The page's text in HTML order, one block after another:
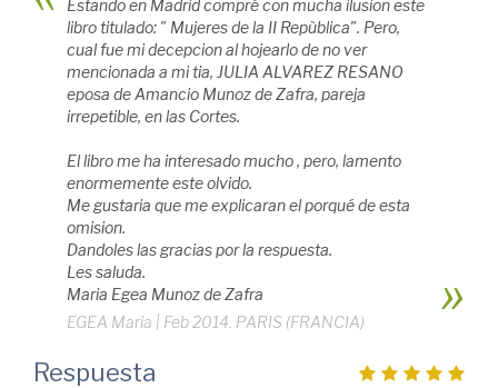
Estando en Madrid compré con mucha ilusion este
libro titulado: " Mujeres de la II Repùblica". Pero,
cual fue mi decepcion al hojearlo de no ver
mencionada a mi tia, JULIA ALVAREZ RESANO
eposa de Amancio Munoz de Zafra, pareja
irrepetible, en las Cortes.
El libro me ha interesado mucho , pero, lamento
enormemente este olvido.
Me gustaria que me explicaran el porqué de esta
omision.
Dandoles las gracias por la respuesta.
Les saluda.
Maria Egea Munoz de Zafra
EGEA Maria | Feb 2014. PARIS (FRANCIA)
Respuesta